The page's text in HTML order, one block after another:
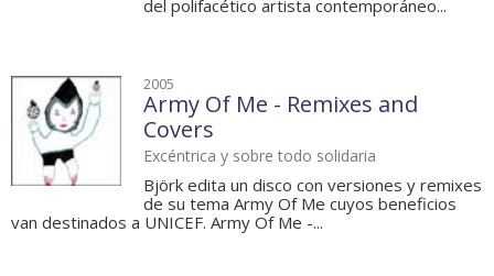
del polifacético artista contemporáneo...
2005
Army Of Me - Remixes and
Covers
Excéntrica y sobre todo solidaria
Björk edita un disco con versiones y remixes
de su tema Army Of Me cuyos beneficios
van destinados a UNICEF. Army Of Me -...